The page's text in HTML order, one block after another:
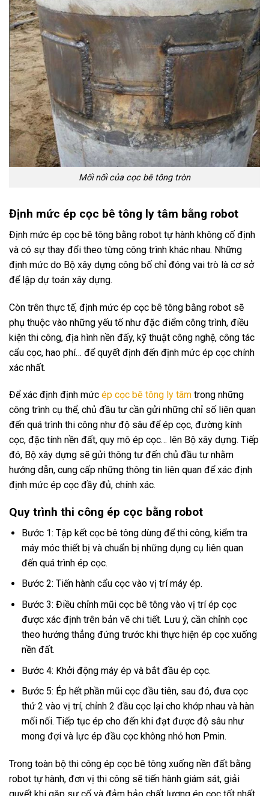
Mối nối của cọc bê tông tròn
Định mức ép cọc bê tông ly tâm bằng robot
Định mức ép cọc bê tông bằng robot tự hành không cố định
và có sự thay đổi theo từng công trình khác nhau. Những
định mức do Bộ xây dựng công bố chỉ đóng vai trò là cơ sở
để lập dự toán xây dựng.
Còn trên thực tế, định mức ép cọc bê tông bằng robot sẽ
phụ thuộc vào những yếu tố như đặc điểm công trình, điều
kiện thi công, địa hình nền đấy, kỹ thuật công nghệ, công tác
cẩu cọc, hao phí… để quyết định đến định mức ép cọc chính
xác nhất.
Để xác định định mức ép cọc bê tông ly tâm trong những
công trình cụ thể, chủ đầu tư cần gửi những chỉ số liên quan
đến quá trình thi công như độ sâu để ép cọc, đường kính
cọc, đặc tính nền đất, quy mô ép cọc… lên Bộ xây dựng. Tiếp
đó, Bộ xây dựng sẽ gửi thông tư đến chủ đầu tư nhằm
hướng dẫn, cung cấp những thông tin liên quan để xác định
định mức ép cọc đầy đủ, chính xác.
Quy trình thi công ép cọc bằng robot
Bước 1: Tập kết cọc bê tông dùng để thi công, kiểm tra
máy móc thiết bị và chuẩn bị những dụng cụ liên quan
đến quá trình ép cọc.
Bước 2: Tiến hành cẩu cọc vào vị trí máy ép.
Bước 3: Điều chỉnh mũi cọc bê tông vào vị trí ép cọc
được xác định trên bản vẽ chi tiết. Lưu ý, cần chỉnh cọc
theo hướng thẳng đứng trước khi thực hiện ép cọc xuống
nền đất.
Bước 4: Khởi động máy ép và bắt đầu ép cọc.
Bước 5: Ép hết phần mũi cọc đầu tiên, sau đó, đưa cọc
thứ 2 vào vị trí, chỉnh 2 đầu cọc lại cho khớp nhau và hàn
mối nối. Tiếp tục ép cho đến khi đạt được độ sâu như
mong đợi và lực ép đầu cọc không nhỏ hơn Pmin.
Trong toàn bộ thi công ép cọc bê tông xuống nền đất bằng
robot tự hành, đơn vị thi công sẽ tiến hành giám sát, giải